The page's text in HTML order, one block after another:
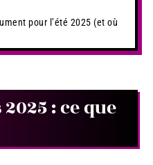
pour l’été 2025 (et où
: ce que